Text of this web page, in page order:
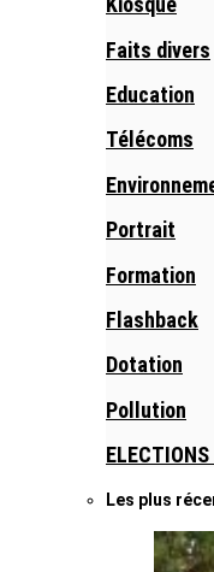
Faits divers
Education
Télécoms
Portrait
Formation
Flashback
Dotation
Pollution
Les plus